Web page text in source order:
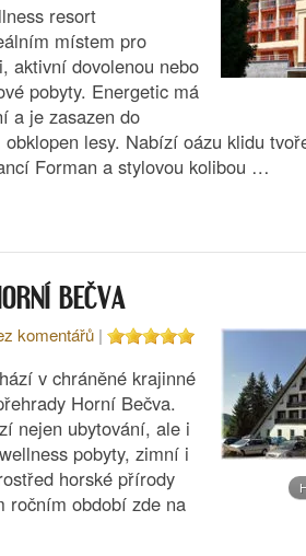
resort
místem pro
aktivní dovolenou nebo
pobyty. Energetic má
a je zasazen do
lesy. Nabízí oázu klidu
Forman a stylovou kolibou …
BEČVA
komentářů |
v chráněné krajinné
Horní Bečva.
nejen ubytování, ale i
pobyty, zimní i
horské přírody
ročním období zde na